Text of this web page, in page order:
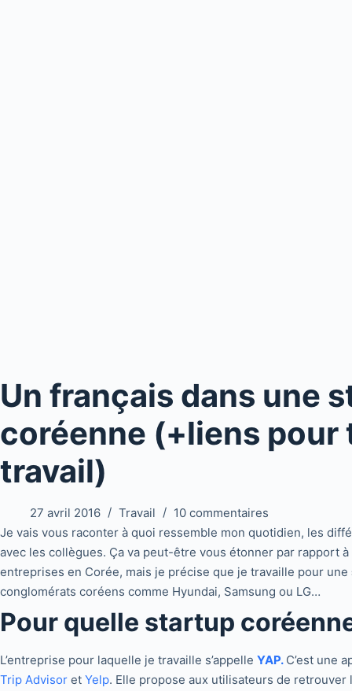
Un français dans une
coréenne (+liens pour
travail)
27 avril 2016 Travail
10 commentaires
Je vais vous raconter à quoi ressemble mon quotidien, les
avec les collègues. Ça va peut-être vous étonner par rapport
entreprises en Corée, mais je précise que je travaille pour une
conglomérats coréens comme Hyundai, Samsung ou LG…
Pour quelle startup
L’entreprise pour laquelle je travaille s’appelle YAP. C’est une
Trip Advisor et Yelp. Elle propose aux utilisateurs de